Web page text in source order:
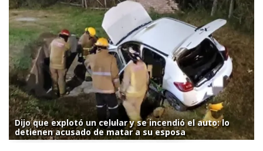
Dijo que explotó un celular y se incendió el auto: lo
detienen acusado de matar a su esposa